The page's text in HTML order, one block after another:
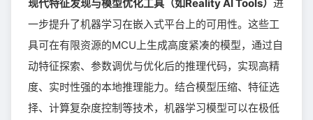
现代特征发现与模型优化工具（如Reality AI Tools） 进
一步提升了机器学习在嵌入式平台上的可用性。这些工
具可在有限资源的MCU上生成高度紧凑的模型，通过自
动特征探索、参数调优与优化后的推理代码，实现高精
度、实时性强的本地推理能力。结合模型压缩、特征选
择、计算复杂度控制等技术，机器学习模型可以在极低